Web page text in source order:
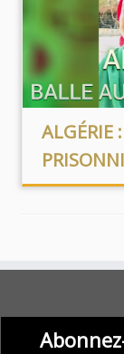
ALGÉRIE